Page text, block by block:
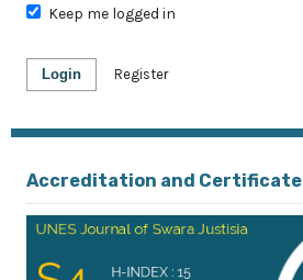
Keep me logged in
Login Register
Accreditation and Certificate